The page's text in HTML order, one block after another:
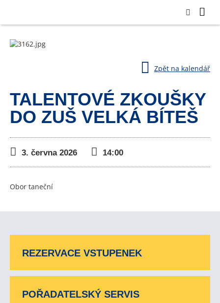
Zpět na kalendář
TALENTOVÉ ZKOUŠKY
DO ZUŠ VELKÁ BÍTEŠ
3. června 2026 14:00
Obor taneční
REZERVACE VSTUPENEK
POŘADATELSKÝ SERVIS